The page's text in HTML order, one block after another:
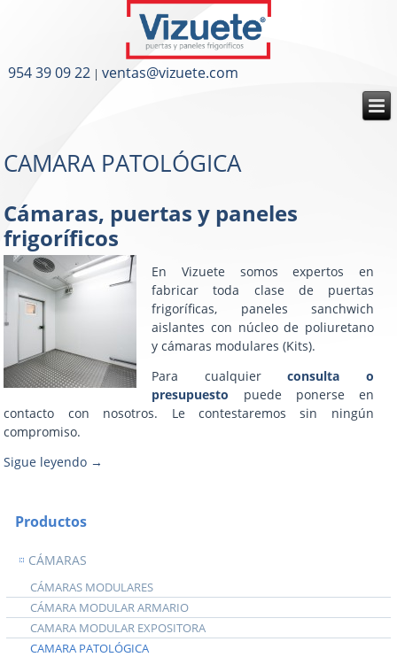
954 39 09 22| ventas@vizuete.com
CAMARA PATOLÓGICA
Cámaras, puertas y paneles
frigoríficos
En Vizuete somos expertos en
fabricar toda clase de puertas
frigoríficas, paneles sanchwich
aislantes con núcleo de poliuretano
y cámaras modulares (Kits).
Para cualquier
consulta o
presupuesto puede ponerse en
contacto con nosotros. Le contestaremos sin ningún
compromiso.
Sigue leyendo →
Productos
CÁMARAS
CÁMARAS MODULARES
CÁMARA MODULAR ARMARIO
CAMARA MODULAR EXPOSITORA
CAMARA PATOLÓGICA